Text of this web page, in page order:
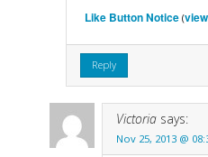
Like Button Notice(view
Reply
Victoria says:
Nov 25, 2013 @